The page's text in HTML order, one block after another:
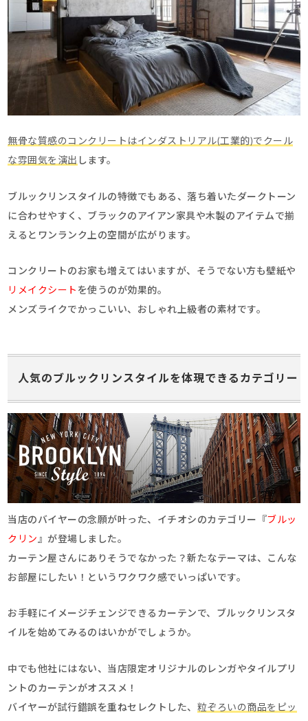
無骨な質感のコンクリートはインダストリアル(工業的)でクール
な雰囲気を演出 します。
ブルックリンスタイルの特徴でもある、落ち着いたダークトーン
に合わせやすく、ブラックのアイアン家具や木製のアイテムで揃
えるとワンランク上の空間が広がります。
コンクリートのお家も増えてはいますが、そうでない方も壁紙や
リメイクシート を使うのが効果的。
メンズライクでかっこいい、おしゃれ上級者の素材です。
人気のブルックリンスタイルを体現できるカテゴリー
当店のバイヤーの念願が叶った、イチオシのカテゴリー『ブルッ
クリン』が登場しました。
カーテン屋さんにありそうでなかった？新たなテーマは、こんな
お部屋にしたい！というワクワク感でいっぱいです。
お手軽にイメージチェンジできるカーテンで、ブルックリンスタ
イルを始めてみるのはいかがでしょうか。
中でも他社にはない、当店限定オリジナルのレンガやタイルプリ
ントのカーテンがオススメ！
バイヤーが試行錯誤を重ねセレクトした、 粒ぞろいの商品をピッ